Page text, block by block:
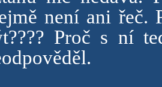
není ani řeč.
Proč s ní